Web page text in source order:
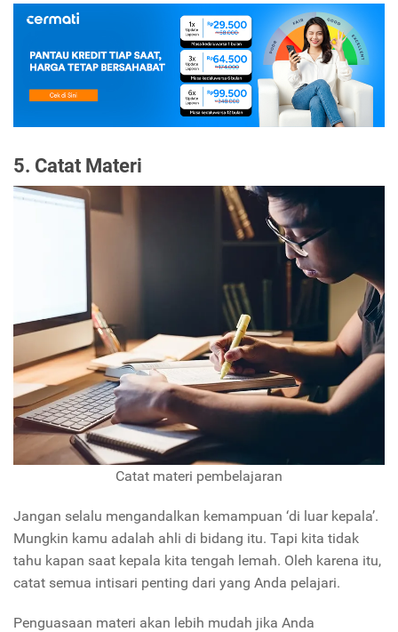
5. Catat Materi
Catat materi pembelajaran
Jangan selalu mengandalkan kemampuan ‘di luar kepala’.
Mungkin kamu adalah ahli di bidang itu. Tapi kita tidak
tahu kapan saat kepala kita tengah lemah. Oleh karena itu,
catat semua intisari penting dari yang Anda pelajari.
Penguasaan materi akan lebih mudah jika Anda